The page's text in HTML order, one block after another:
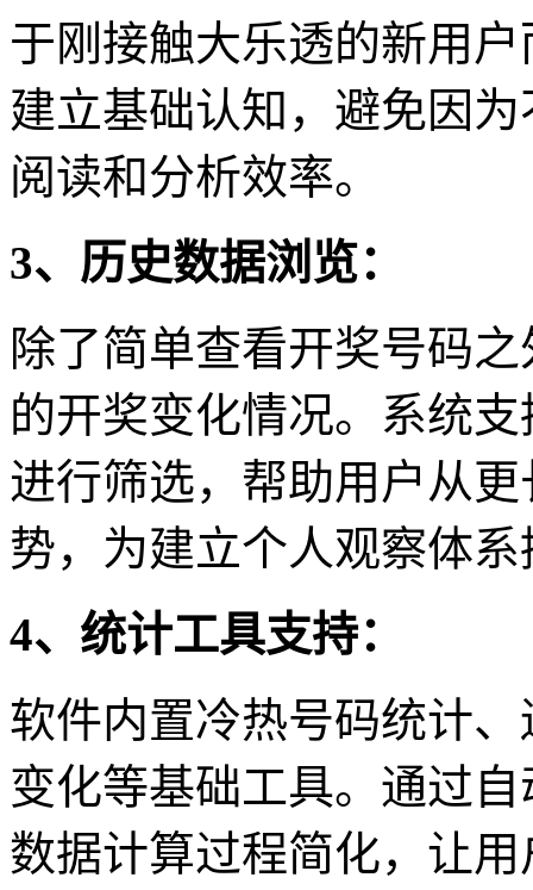
于刚接触大乐透的新用
建立基础认知，避免因
阅读和分析效率。
3、历史数据浏览：
除了简单查看开奖号码
的开奖变化情况。系统
进行筛选，帮助用户从
势，为建立个人观察体
4、统计工具支持：
软件内置冷热号码统计
变化等基础工具。通过
数据计算过程简化，让